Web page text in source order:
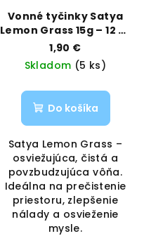
Vonné tyčinky Satya
Lemon Grass 15g – 12 ks
| Svieža citrusová vôňa
| Vaporama
1,90 €
Skladom (5 ks)
Do košíka
Satya Lemon Grass –
osviežujúca, čistá a
povzbudzujúca vôňa.
Ideálna na prečistenie
priestoru, zlepšenie
nálady a osvieženie
mysle.